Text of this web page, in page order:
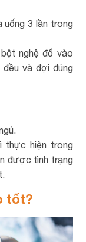
uống 3 lần trong
nghệ đổ vào
và đợi đúng
thực hiện trong
được tình trạng
tốt?